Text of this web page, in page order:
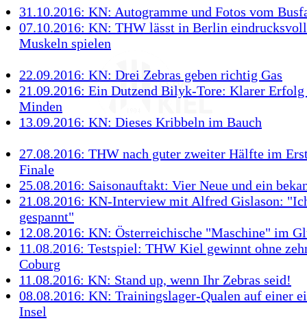
31.10.2016: KN: Autogramme und Fotos vom
07.10.2016: KN: THW lässt in Berlin
Muskeln spielen
22.09.2016: KN: Drei Zebras geben richtig Gas
21.09.2016: Ein Dutzend Bilyk-Tore: Klarer
Minden
13.09.2016: KN: Dieses Kribbeln im Bauch
27.08.2016: THW nach guter zweiter Hälfte im
Finale
25.08.2016: Saisonauftakt: Vier Neue und ein
21.08.2016: KN-Interview mit Alfred Gislason:
gespannt"
12.08.2016: KN: Österreichische "Maschine" im
11.08.2016: Testspiel: THW Kiel gewinnt ohne
Coburg
11.08.2016: KN: Stand up, wenn Ihr Zebras seid!
08.08.2016: KN: Trainingslager-Qualen auf einer
Insel